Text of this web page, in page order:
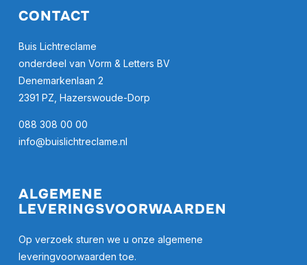
CONTACT
Buis Lichtreclame
onderdeel van Vorm & Letters BV
Denemarkenlaan 2
2391 PZ, Hazerswoude-Dorp
088 308 00 00
info@buislichtreclame.nl
ALGEMENE
LEVERINGSVOORWAARDEN
Op verzoek sturen we u onze algemene
leveringvoorwaarden toe.